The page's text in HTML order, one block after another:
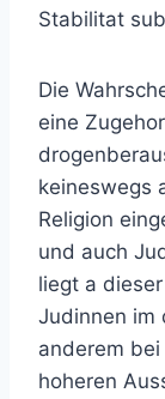
Stabilitat
Die
eine
keineswegs
Religion
und auch
liegt a
Judinnen im
anderem
hoheren